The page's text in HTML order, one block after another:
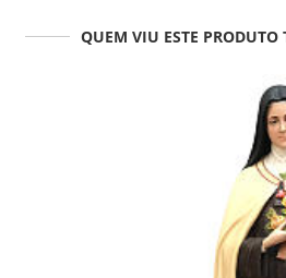
QUEM VIU ESTE PRODUTO